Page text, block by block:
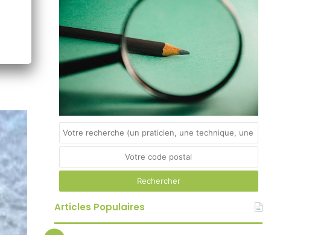
Articles Populaires